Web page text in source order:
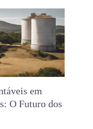
​​em
O Futuro dos